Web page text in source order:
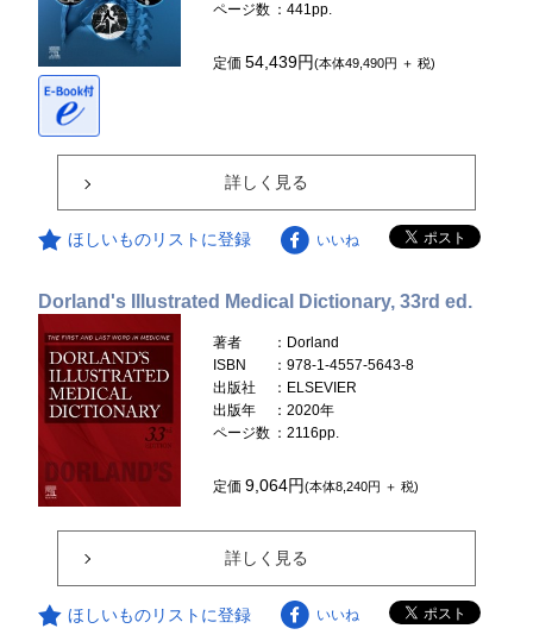
ページ数 ：441pp.
定価54,439円(本体49,490円 ＋ 税)
詳しく見る
ほしいものリストに登録 いいね
Dorland's Illustrated Medical Dictionary, 33rd ed.
著者
：Dorland
ISBN
：978-1-4557-5643-8
出版社
：ELSEVIER
出版年
：2020年
ページ数 ：2116pp.
定価9,064円(本体8,240円 ＋ 税)
詳しく見る
ほしいものリストに登録 いいね